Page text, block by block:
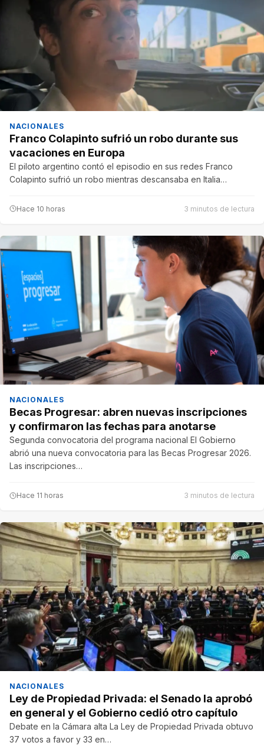
NACIONALES
Franco Colapinto sufrió un robo durante sus
vacaciones en Europa
El piloto argentino contó el episodio en sus redes Franco
Colapinto sufrió un robo mientras descansaba en Italia…
Hace 10 horas 3 minutos de lectura
NACIONALES
Becas Progresar: abren nuevas inscripciones
y confirmaron las fechas para anotarse
Segunda convocatoria del programa nacional El Gobierno
abrió una nueva convocatoria para las Becas Progresar 2026.
Las inscripciones…
Hace 11 horas 3 minutos de lectura
NACIONALES
Ley de Propiedad Privada: el Senado la aprobó
en general y el Gobierno cedió otro capítulo
Debate en la Cámara alta La Ley de Propiedad Privada obtuvo
37 votos a favor y 33 en…